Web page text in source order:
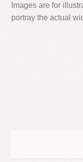
Images are for
portray the actual